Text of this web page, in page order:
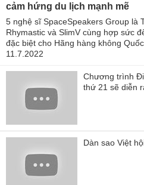
cảm hứng du lịch mạnh mẽ
5 nghệ sĩ SpaceSpeakers Group là
Rhymastic và SlimV cùng hợp sức
đặc biệt cho Hãng hàng không
11.7.2022
Chương trình
thứ 21 sẽ diễn
Dàn sao Việt